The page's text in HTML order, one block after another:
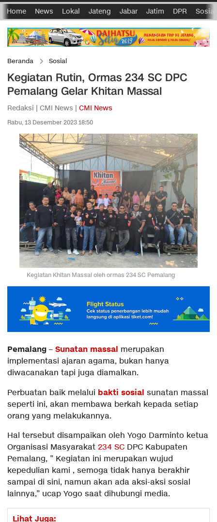
Home News Lokal Jateng Jabar Jatim DPR Sosial
Beranda Sosial
Kegiatan Rutin, Ormas 234 SC DPC
Pemalang Gelar Khitan Massal
Redaksi | CMI News | CMI News
Rabu, 13 Desember 2023 18:50
Kegiatan Khitan Massal oleh ormas 234 SC Pemalang
Pemalang – Sunatan massal merupakan
implementasi ajaran agama, bukan hanya
diwacanakan tapi juga diamalkan.
Perbuatan baik melalui bakti sosial sunatan massal
seperti ini, akan membawa berkah kepada setiap
orang yang melakukannya.
Hal tersebut disampaikan oleh Yogo Darminto ketua
Organisasi Masyarakat 234 SC DPC Kabupaten
Pemalang, ” Kegiatan ini merupakan wujud
kepedulian kami , semoga tidak hanya berakhir
sampai di sini, namun akan ada aksi-aksi sosial
lainnya,” ucap Yogo saat dihubungi media.
Lihat Juga: